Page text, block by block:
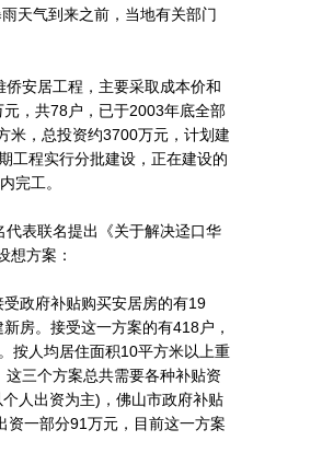
天气到来之前，当地有关部门
安居工程，主要采取成本价和
，共78户，已于2003年底全部
米，总投资约3700万元，计划建
工程实行分批建设，正在建设的
完工。
表联名提出《关于解决迳口华
想方案：
政府补贴购买安居房的有19
房。接受这一方案的有418户，
按人均居住面积10平方米以上重
三个方案总共需要各种补贴资
人出资为主)，佛山市政府补贴
资一部分91万元，目前这一方案